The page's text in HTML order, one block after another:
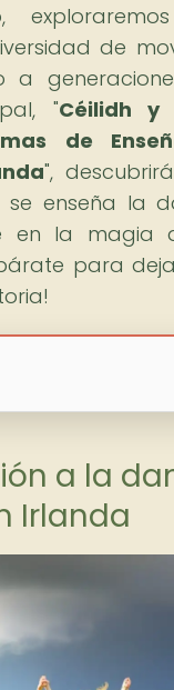
de
a
"Céilidh y
de
",
se enseña la
en la magia
para
a la
Irlanda